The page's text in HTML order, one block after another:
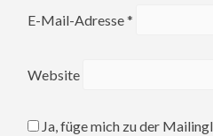
E-Mail-Adresse*
Website
Ja, füge mich zu der